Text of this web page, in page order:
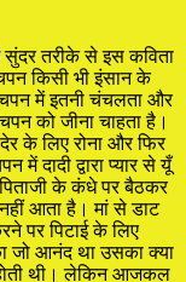
सुंदर तरीके से इस कविता
किसी भी इंसान के
में इतनी चंचलता और
को जीना चाहता है।
के लिए रोना और फिर
दादी द्वारा प्यार से यूँ
के कंधे पर बैठकर
आता है। मां से डाट
पर पिटाई के लिए
जो आनंद था उसका क्या
होती थी। लेकिन आजकल